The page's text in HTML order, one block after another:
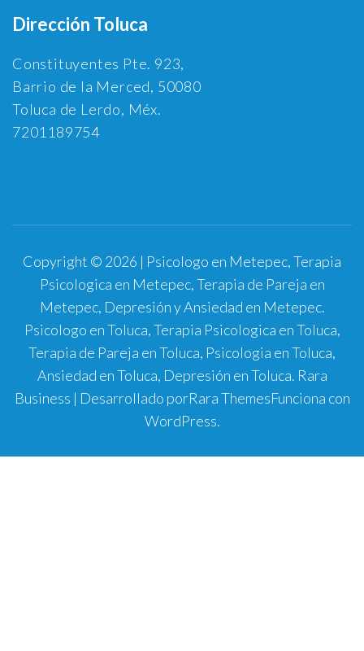
Dirección Toluca
Constituyentes Pte. 923,
Barrio de la Merced, 50080
Toluca de Lerdo, Méx.
7201189754
Copyright © 2026 | Psicologo en Metepec, Terapia
Psicologica en Metepec, Terapia de Pareja en
Metepec, Depresión y Ansiedad en Metepec.
Psicologo en Toluca, Terapia Psicologica en Toluca,
Terapia de Pareja en Toluca, Psicologia en Toluca,
Ansiedad en Toluca, Depresión en Toluca. Rara
Business | Desarrollado porRara ThemesFunciona con
WordPress.